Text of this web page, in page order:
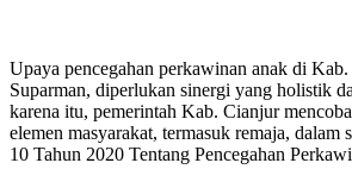
Upaya pencegahan perkawinan anak di
Suparman, diperlukan sinergi yang holistik
karena itu, pemerintah Kab. Cianjur
elemen masyarakat, termasuk remaja, dalam
10 Tahun 2020 Tentang Pencegahan